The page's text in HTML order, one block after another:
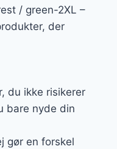
/ green-2XL –
der
du ikke risikerer
bare nyde din
gør en forskel